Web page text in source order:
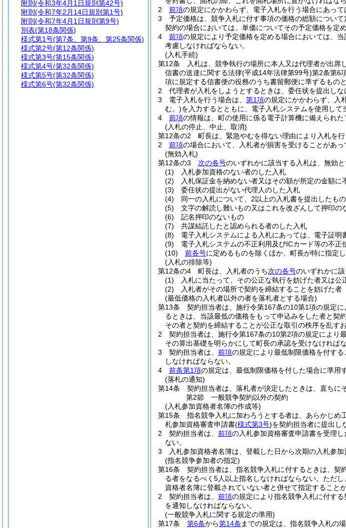
2
前項の規定にかかわらず、電子入札を行う場合にあっ
3
予定価格は、競争入札に付す事項の価格の総額について
契約の場合においては、単価についてその予定価格を定
4
前項の規定により予定価格を定める場合においては、
考慮しなければならない。
(入札手続)
第12条
入札は、競争執行の場所に本人又は代理者が出席
信書の送達に関する法律(平成14年法律第99号)第2条第6
項に規定する信書便の役務のうち書留郵便に準ずるもの
2
代理者が入札をしようとするときは、委任状を提出しな
3
電子入札を行う場合は、 第1項の規定にかかわらず、入
む。)を入力するとともに、電子入札システムを使用し
4
前項の情報は、町の使用に係る電子計算機に備えられ
(入札の停止、中止、取消)
第12条の2
町長は、緊急やむを得ない理由により入札を
2
前項の場合において、入札者が損害を受けることがあっ
(無効入札)
第12条の3
次の各号のいずれかに該当する入札は、無効と
(1)
入札参加資格のない者のした入札
(2)
入札保証金を納めない者又はその額が所定の金額に
(3)
委任状の提出がない代理人のした入札
(4)
同一の入札について、2以上の入札書を提出したもの
(5)
文字の解読し難いもの又はこれを改ざんして押印の
(6)
記名押印のないもの
(7)
共謀結託したと認められる者のした入札
(8)
電子入札システムによる入札にあっては、電子証明
(9)
電子入札システムの不正利用及びICカード等の不正
(10)
前各号に定めるものを除くほか、町長が特に指定
(入札の排除等)
第12条の4
町長は、入札者のうち次の各号のいずれかに
(1)
入札に当たって、その公正な執行を妨げた者又は
(2)
入札者がその場所で契約を締結することを妨げた者
(最低価格の入札者以外の者を落札者とする場合)
第13条
契約担当者は、施行令第167条の10第1項の規定
るときは、当該最低の価格をもって申込みをした者と契
その者と契約を締結することが公正な取引の秩序を乱す
2
契約担当者は、施行令第167条の10第2項の規定により
その算出基礎を明らかにして町長の承認を受けなければな
3
契約担当者は、 前項の規定により最低制限価格を付する
しなければならない。
4
前条第1項の規定は、最低制限価格を付した場合に準用す
(落札の通知)
第14条
契約担当者は、落札者が決定したときは、直ちに
第2節
一般競争契約以外の契約
(入札参加資格者名簿の作成等)
第15条
指名競争入札に加わろうとする者は、あらかじめ
札参加資格審査申請書(様式第3号)を契約担当者に提出し
2
契約担当者は、 前項の入札参加資格審査申請書を受理
ない。
3
入札参加資格者名簿は、登載した日から次期の入札参
(指名競争参加者の指定)
第16条
契約担当者は、指名競争入札に付するときは、契
る者をなるべく5人以上指名しなければならない。 ただ
資格者名簿に登載されていない者と併せて指定することが
2
契約担当者は、 前項の規定により指名競争入札に付す
を通知しなければならない。
(一般競争入札に関する規定の準用)
第17条
第6条から第14条 までの規定は、指名競争入札の
附則 (令和3年4月1日規則第42号)
附則 (令和7年2月14日規則第1号)
附則 (令和7年4月1日規則第9号)
別表(第18条関係)
様式第1号(第7条、第9条、第25条関係)
様式第2号(第12条関係)
様式第3号(第15条関係)
様式第4号(第32条関係)
様式第5号(第32条関係)
様式第6号(第32条関係)